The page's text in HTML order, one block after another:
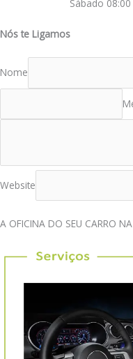
Sábado 08:00 às
Nós te Ligamos
Nome
Website
A OFICINA DO SEU CARRO